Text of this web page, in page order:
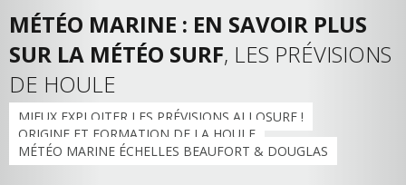
MÉTÉO MARINE : EN SAVOIR PLUS
SUR LA MÉTÉO SURF, LES PRÉVISIONS
DE HOULE
MIEUX EXPLOITER LES PRÉVISIONS ALLOSURF !
ORIGINE ET FORMATION DE LA HOULE
MÉTÉO MARINE ÉCHELLES BEAUFORT & DOUGLAS